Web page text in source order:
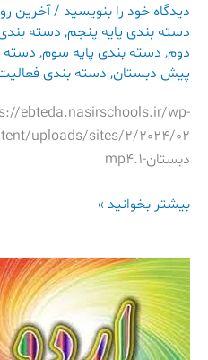
دیدگاه‌ خود را بنویسید /آخرین
دسته بندی پایه پنجم, دسته
دوم, دسته بندی پایه سوم, دسته
پیش دبستان, دسته بندی
ebteda.nasirschools.ir/wp-
دبستان-1.mp4
بیشتر بخوانید »
اردوی
کاربازیا
پایه
اول